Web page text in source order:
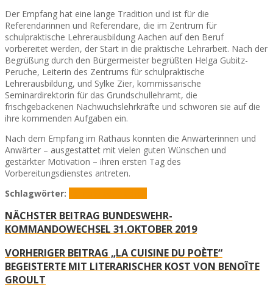
Der Empfang hat eine lange Tradition und ist für die
Referendarinnen und Referendare, die im Zentrum für
schulpraktische Lehrerausbildung Aachen auf den Beruf
vorbereitet werden, der Start in die praktische Lehrarbeit. Nach der
Begrüßung durch den Bürgermeister begrüßten Helga Gubitz-
Peruche, Leiterin des Zentrums für schulpraktische
Lehrerausbildung, und Sylke Zier, kommissarische
Seminardirektorin für das Grundschullehramt, die
frischgebackenen Nachwuchslehrkräfte und schworen sie auf die
ihre kommenden Aufgaben ein.
Nach dem Empfang im Rathaus konnten die Anwärterinnen und
Anwärter – ausgestattet mit vielen guten Wünschen und
gestärkter Motivation – ihren ersten Tag des
Vorbereitungsdienstes antreten.
Schlagwörter:
NÄCHSTER BEITRAG BUNDESWEHR-
KOMMANDOWECHSEL 31.OKTOBER 2019
VORHERIGER BEITRAG „LA CUISINE DU POÈTE“
BEGEISTERTE MIT LITERARISCHER KOST VON BENOÎTE
GROULT